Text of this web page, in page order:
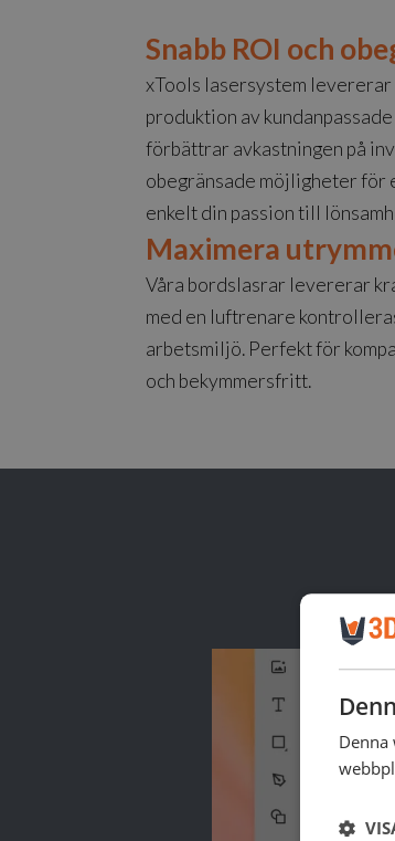
Snabb ROI och
xTools lasersystem
produktion av
förbättrar avkastningen på
obegränsade möjligheter för
enkelt din passion till
Maximera
Våra bordslasrar levererar
med en luftrenare
arbetsmiljö. Perfekt för
och bekymmersfritt.